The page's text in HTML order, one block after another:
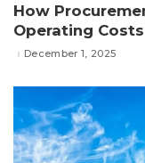
How
Operating Costs
December 1, 2025